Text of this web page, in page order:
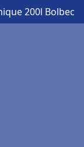
200l Bolbec